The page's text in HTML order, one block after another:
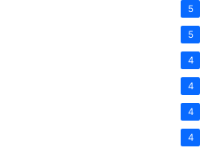
5
5
4
4
4
4